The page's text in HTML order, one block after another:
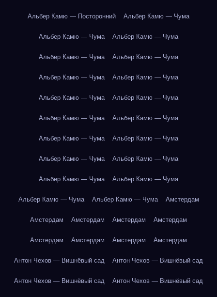
Альбер Камю — Посторонний Альбер Камю — Чума
Альбер Камю — Чума Альбер Камю — Чума
Альбер Камю — Чума Альбер Камю — Чума
Альбер Камю — Чума Альбер Камю — Чума
Альбер Камю — Чума Альбер Камю — Чума
Альбер Камю — Чума Альбер Камю — Чума
Альбер Камю — Чума Альбер Камю — Чума
Альбер Камю — Чума Альбер Камю — Чума
Альбер Камю — Чума Альбер Камю — Чума
Альбер Камю — Чума Альбер Камю — Чума Амстердам
Амстердам Амстердам Амстердам Амстердам
Амстердам Амстердам Амстердам Амстердам
Антон Чехов — Вишнёвый сад Антон Чехов — Вишнёвый сад
Антон Чехов — Вишнёвый сад Антон Чехов — Вишнёвый сад